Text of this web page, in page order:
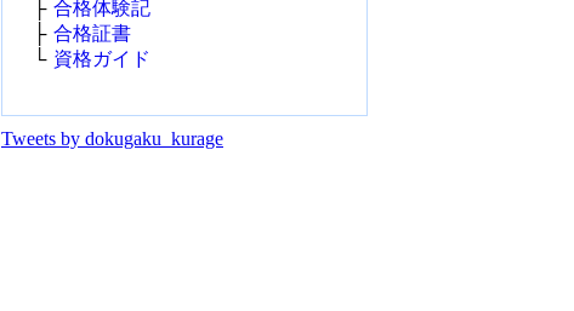
├ 合格体験記
├ 合格証書
└ 資格ガイド
Tweets by dokugaku_kurage